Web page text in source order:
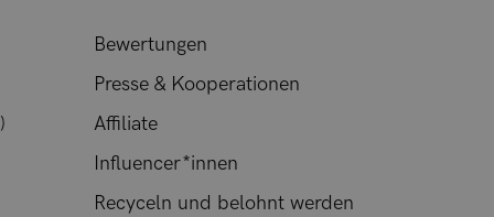
Bewertungen
Presse & Kooperationen
Affiliate
Influencer*innen
Recyceln und belohnt werden